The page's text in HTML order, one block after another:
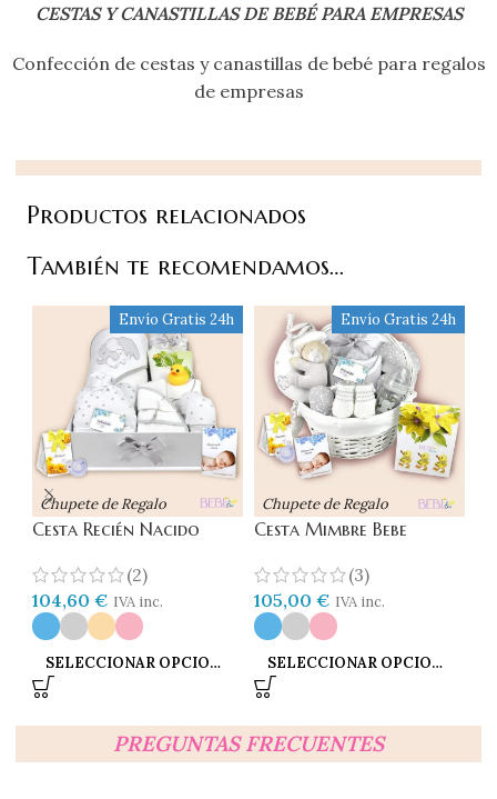
CESTAS Y CANASTILLAS DE BEBÉ PARA EMPRESAS
Confección de cestas y canastillas de bebé para regalos
de empresas
Productos relacionados
También te recomendamos…
Chupete de Regalo
Envío Gratis 24h
Cesta Recién Nacido
(2)
104,60 € IVA inc.
SELECCIONAR OPCIONES
Chupete de Regalo
Envío Gratis 24h
Cesta Mimbre Bebe
(3)
105,00 € IVA inc.
SELECCIONAR OPCIONES
PREGUNTAS FRECUENTES